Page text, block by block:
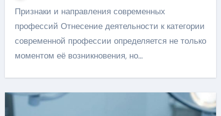
Признаки и направления современных
профессий Отнесение деятельности к категории
современной профессии определяется не только
моментом её возникновения, но…